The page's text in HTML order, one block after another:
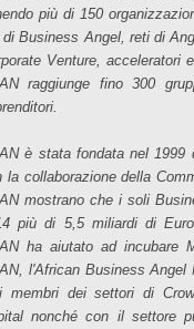
più di 150
di Business Angel, reti di
Venture, acceleratori
raggiunge fino 300
è stata fondata nel 1999
la collaborazione della
mostrano che i soli
più di 5,5 miliardi di
ha aiutato ad incubare
l'African Business
membri dei settori di
nonché con il settore